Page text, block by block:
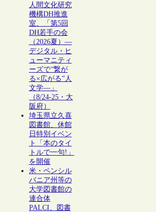
人間文化研究
機構DH推進
室、「第5回
DH若手の会
（2026夏）―
デジタル・ヒ
ューマニティ
ーズで“繋が
る×広がる”人
文学―」
（8/24-25・大
阪府）
埼玉県立久喜
図書館、休館
日特別イベン
ト「本のタイ
トルで一句!」
を開催
米・ペンシル
バニア州等の
大学図書館の
連合体
PALCI、図書